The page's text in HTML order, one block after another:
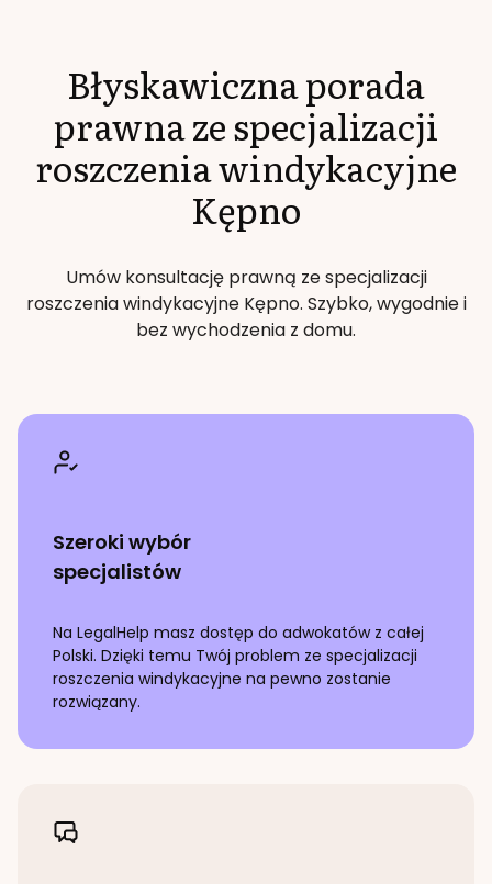
Błyskawiczna porada
prawna ze specjalizacji
roszczenia windykacyjne
Kępno
Umów konsultację prawną ze specjalizacji
roszczenia windykacyjneKępno. Szybko, wygodnie i
bez wychodzenia z domu.
Szeroki wybór
specjalistów
Na LegalHelp masz dostęp do adwokatów z całej
Polski. Dzięki temu Twój problem ze specjalizacji
roszczenia windykacyjne na pewno zostanie
rozwiązany.